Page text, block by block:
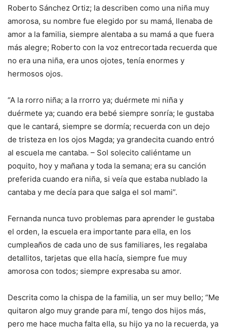
Roberto Sánchez Ortiz; la describen como una niña muy
amorosa, su nombre fue elegido por su mamá, llenaba de
amor a la familia, siempre alentaba a su mamá a que fuera
más alegre; Roberto con la voz entrecortada recuerda que
no era una niña, era unos ojotes, tenía enormes y
hermosos ojos.
“A la rorro niña; a la rrorro ya; duérmete mi niña y
duérmete ya; cuando era bebé siempre sonría; le gustaba
que le cantará, siempre se dormía; recuerda con un dejo
de tristeza en los ojos Magda; ya grandecita cuando entró
al escuela me cantaba. – Sol solecito caliéntame un
poquito, hoy y mañana y toda la semana; era su canción
preferida cuando era niña, si veía que estaba nublado la
cantaba y me decía para que salga el sol mami”.
Fernanda nunca tuvo problemas para aprender le gustaba
el orden, la escuela era importante para ella, en los
cumpleaños de cada uno de sus familiares, les regalaba
detallitos, tarjetas que ella hacía, siempre fue muy
amorosa con todos; siempre expresaba su amor.
Descrita como la chispa de la familia, un ser muy bello; “Me
quitaron algo muy grande para mí, tengo dos hijos más,
pero me hace mucha falta ella, su hijo ya no la recuerda, ya